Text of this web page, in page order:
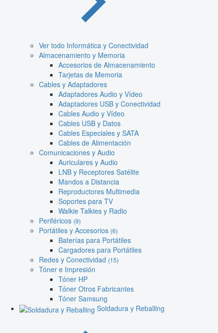
Ver todo Informática y Conectividad
Almacenamiento y Memoria
Accesorios de Almacenamiento
Tarjetas de Memoria
Cables y Adaptadores
Adaptadores Audio y Vídeo
Adaptadores USB y Conectividad
Cables Audio y Vídeo
Cables USB y Datos
Cables Especiales y SATA
Cables de Alimentación
Comunicaciones y Audio
Auriculares y Audio
LNB y Receptores Satélite
Mandos a Distancia
Reproductores Multimedia
Soportes para TV
Walkie Talkies y Radio
Periféricos (9)
Portátiles y Accesorios (6)
Baterías para Portátiles
Cargadores para Portátiles
Redes y Conectividad (15)
Tóner e Impresión
Tóner HP
Tóner Otros Fabricantes
Tóner Samsung
Soldadura y Reballing